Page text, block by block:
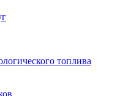
топлива